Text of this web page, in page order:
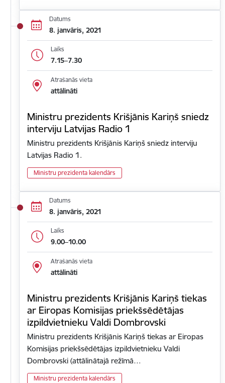
Datums
8. janvāris, 2021
Laiks
7.15–7.30
Atrašanās vieta
attālināti
Ministru prezidents Krišjānis Kariņš sniedz
interviju Latvijas Radio 1
Ministru prezidents Krišjānis Kariņš sniedz interviju
Latvijas Radio 1.
Ministru prezidenta kalendārs
Datums
8. janvāris, 2021
Laiks
9.00–10.00
Atrašanās vieta
attālināti
Ministru prezidents Krišjānis Kariņš tiekas
ar Eiropas Komisijas priekšsēdētājas
izpildvietnieku Valdi Dombrovski
Ministru prezidents Krišjānis Kariņš tiekas ar Eiropas
Komisijas priekšsēdētājas izpildvietnieku Valdi
Dombrovski (attālinātajā režīmā…
Ministru prezidenta kalendārs